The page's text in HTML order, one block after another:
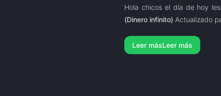
Hola chicos el día de hoy
(Dinero infinito) Actualizado
Leer más